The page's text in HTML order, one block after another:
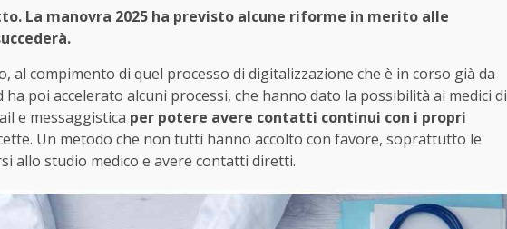
La manovra 2025 ha previsto alcune riforme in merito alle
al compimento di quel processo di digitalizzazione che è in corso già da
ha poi accelerato alcuni processi, che hanno dato la possibilità ai medici di
e messaggistica per potere avere contatti continui con i propri
Un metodo che non tutti hanno accolto con favore, soprattutto le
allo studio medico e avere contatti diretti.